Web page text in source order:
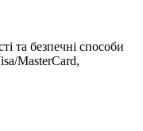
та безпечні способи
MasterCard,